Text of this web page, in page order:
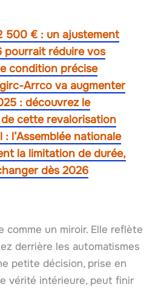
500 € : un ajustement
pourrait réduire vos
condition précise
Arrco va augmenter
: découvrez le
cette revalorisation
l’Assemblée nationale
la limitation de durée,
dès 2026
comme un miroir. Elle reflète
derrière les automatismes
petite décision, prise en
vérité intérieure, peut finir